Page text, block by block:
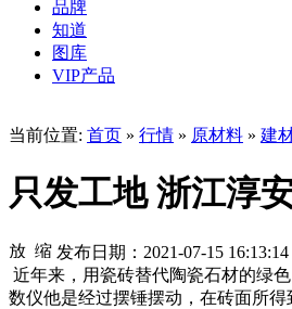
品牌
知道
图库
VIP产品
当前位置: 首页 » 行情 » 原材料 » 建
只发工地 浙江淳
发布日期：2021-07-15
近年来，用瓷砖替代陶瓷石材的绿
数仪他是经过摆锤摆动，在砖面所